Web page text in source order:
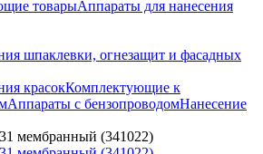
товарыАппараты для нанесения
шпаклевки, огнезащит и фасадных
красокКомплектующие к
Аппараты с бензопроводомНанесение
мембранный (341022)